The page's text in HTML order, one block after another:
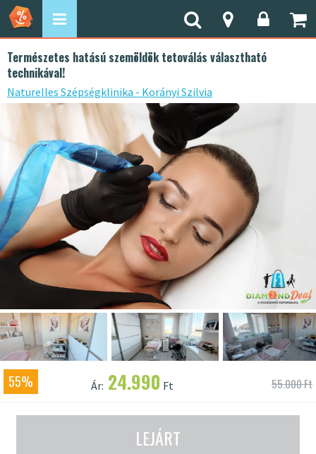
Természetes hatású szemöldök tetoválás választható
technikával!
Naturelles Szépségklinika - Korányi Szilvia
55% Ár: 24.990 Ft 55.000 Ft
LEJÁRT